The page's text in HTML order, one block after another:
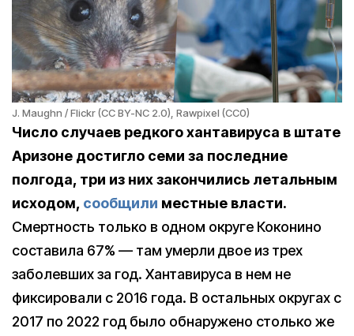
J. Maughn / Flickr (CC BY-NC 2.0), Rawpixel (CC0)
Число случаев редкого хантавируса в штате
Аризоне достигло семи за последние
полгода, три из них закончились летальным
исходом, сообщили местные власти.
Смертность только в одном округе Коконино
составила 67% — там умерли двое из трех
заболевших за год. Хантавируса в нем не
фиксировали с 2016 года. В остальных округах с
2017 по 2022 год было обнаружено столько же